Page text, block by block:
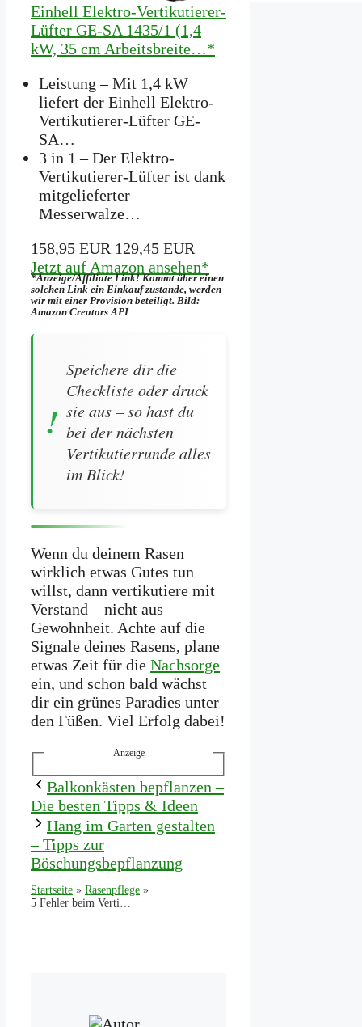
Einhell Elektro-Vertikutierer-
Lüfter GE-SA 1435/1 (1,4
kW, 35 cm Arbeitsbreite…*
Leistung – Mit 1,4 kW
liefert der Einhell Elektro-
Vertikutierer-Lüfter GE-
SA…
3 in 1 – Der Elektro-
Vertikutierer-Lüfter ist dank
mitgelieferter
Messerwalze…
158,95 EUR 129,45 EUR
Jetzt auf Amazon ansehen*
*Anzeige/Affiliate Link! Kommt über einen
solchen Link ein Einkauf zustande, werden
wir mit­ einer Provision beteiligt. Bild:
Amazon Creators API
Speichere dir die
Checkliste oder druck
sie aus – so hast du
bei der nächsten
Vertikutierrunde alles
im Blick!
Wenn du deinem Rasen
wirklich etwas Gutes tun
willst, dann vertikutiere mit
Verstand – nicht aus
Gewohnheit. Achte auf die
Signale deines Rasens, plane
etwas Zeit für die Nachsorge
ein, und schon bald wächst
dir ein grünes Paradies unter
den Füßen. Viel Erfolg dabei!
Anzeige
Balkonkästen bepflanzen –
Die besten Tipps & Ideen
Hang im Garten gestalten
– Tipps zur
Böschungsbepflanzung
Startseite » Rasenpflege »
5 Fehler beim Vertikutieren und wie du sie vermeidest!